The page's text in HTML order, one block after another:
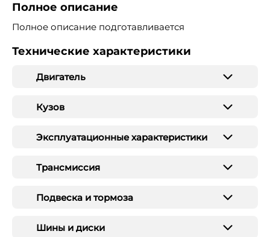
Полное описание
Полное описание подготавливается
Технические характеристики
Двигатель
Кузов
Эксплуатационные характеристики
Трансмиссия
Подвеска и тормоза
Шины и диски